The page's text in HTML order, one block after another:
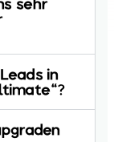
in